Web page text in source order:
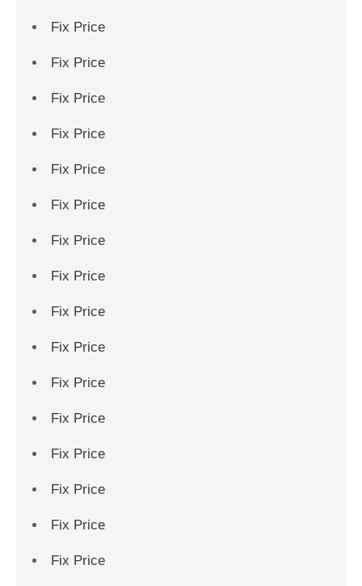
Fix Price
Fix Price
Fix Price
Fix Price
Fix Price
Fix Price
Fix Price
Fix Price
Fix Price
Fix Price
Fix Price
Fix Price
Fix Price
Fix Price
Fix Price
Fix Price